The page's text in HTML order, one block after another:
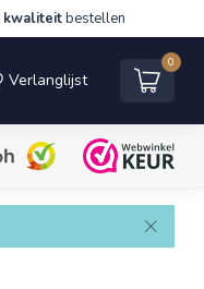
kwaliteitbestellen
Verlanglijst
0